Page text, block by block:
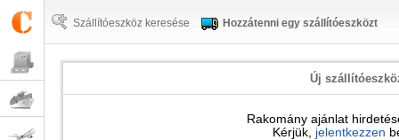
Szállítóeszköz keresése Hozzátenni egy szállítóeszközt
Új
Rakomány ajánlat
Kérjük, jelentkezzen